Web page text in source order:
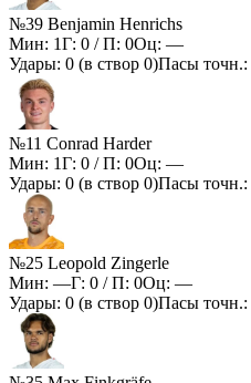
№39 Benjamin Henrichs
Мин: 1Г: 0 / П: 0Оц: —
Удары: 0 (в створ 0)Пасы точн.:
№11 Conrad Harder
Мин: 1Г: 0 / П: 0Оц: —
Удары: 0 (в створ 0)Пасы точн.:
№25 Leopold Zingerle
Мин: —Г: 0 / П: 0Оц: —
Удары: 0 (в створ 0)Пасы точн.: